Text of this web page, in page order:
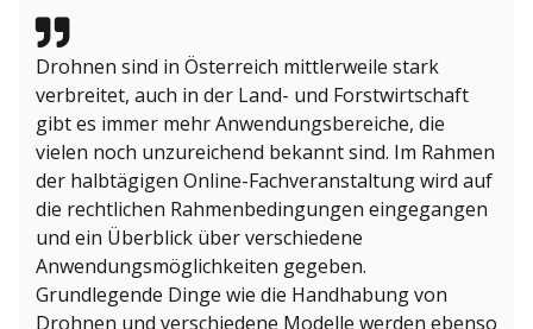
Drohnen sind in Österreich mittlerweile stark
verbreitet, auch in der Land- und Forstwirtschaft
gibt es immer mehr Anwendungsbereiche, die
vielen noch unzureichend bekannt sind. Im Rahmen
der halbtägigen Online-Fachveranstaltung wird auf
die rechtlichen Rahmenbedingungen eingegangen
und ein Überblick über verschiedene
Anwendungsmöglichkeiten gegeben.
Grundlegende Dinge wie die Handhabung von
Drohnen und verschiedene Modelle werden ebenso